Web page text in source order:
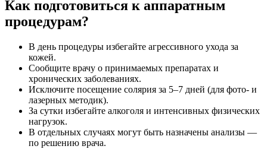
Как подготовиться к аппаратным
процедурам?
В день процедуры избегайте агрессивного ухода за
кожей.
Сообщите врачу о принимаемых препаратах и
хронических заболеваниях.
Исключите посещение солярия за 5–7 дней (для фото- и
лазерных методик).
За сутки избегайте алкоголя и интенсивных физических
нагрузок.
В отдельных случаях могут быть назначены анализы —
по решению врача.